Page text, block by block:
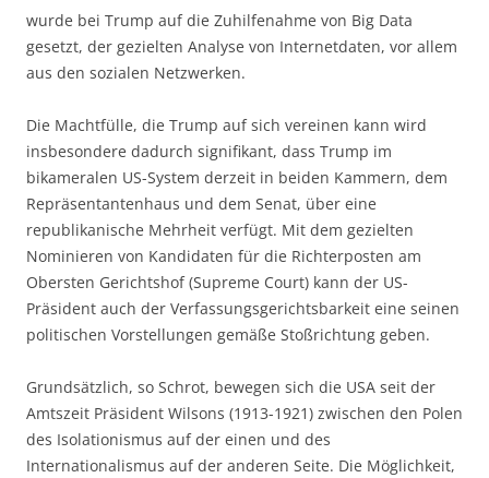
wurde bei Trump auf die Zuhilfenahme von Big Data
gesetzt, der gezielten Analyse von Internetdaten, vor allem
aus den sozialen Netzwerken.
Die Machtfülle, die Trump auf sich vereinen kann wird
insbesondere dadurch signifikant, dass Trump im
bikameralen US-System derzeit in beiden Kammern, dem
Repräsentantenhaus und dem Senat, über eine
republikanische Mehrheit verfügt. Mit dem gezielten
Nominieren von Kandidaten für die Richterposten am
Obersten Gerichtshof (Supreme Court) kann der US-
Präsident auch der Verfassungsgerichtsbarkeit eine seinen
politischen Vorstellungen gemäße Stoßrichtung geben.
Grundsätzlich, so Schrot, bewegen sich die USA seit der
Amtszeit Präsident Wilsons (1913-1921) zwischen den Polen
des Isolationismus auf der einen und des
Internationalismus auf der anderen Seite. Die Möglichkeit,